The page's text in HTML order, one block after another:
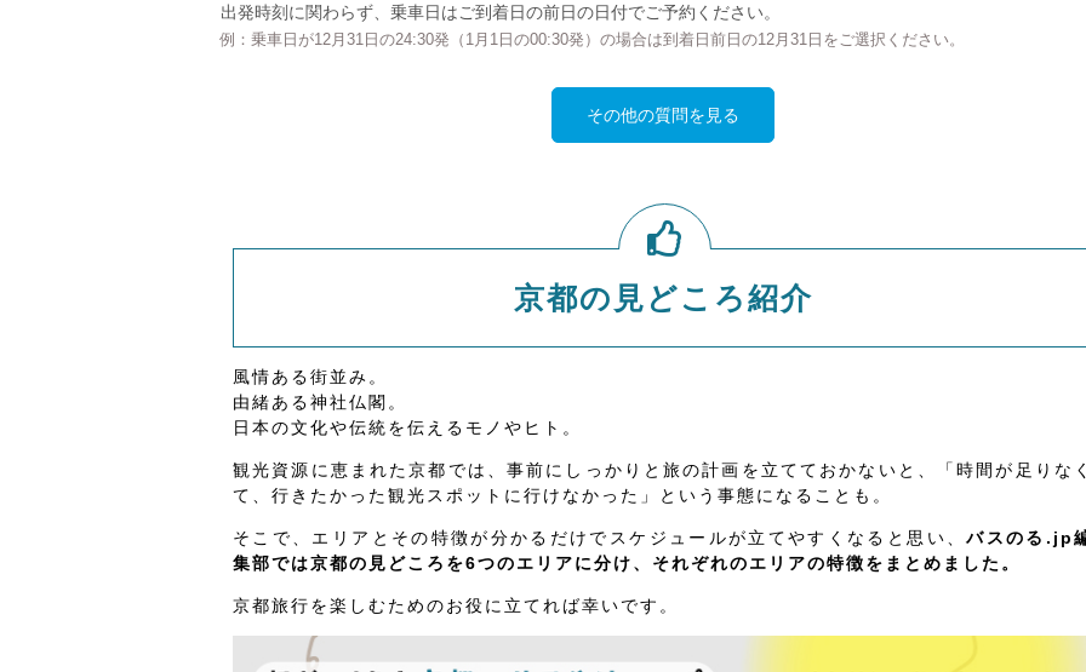
出発時刻に関わらず、乗車日はご到着日の前日の日付でご予約ください。
例：乗車日が12月31日の24:30発（1月1日の00:30発）の場合は到着日前日の12月31日をご選択ください。
その他の質問を見る
京都の見どころ紹介
風情ある街並み。
由緒ある神社仏閣。
日本の文化や伝統を伝えるモノやヒト。
観光資源に恵まれた京都では、事前にしっかりと旅の計画を立てておかないと、「時間が足りな
て、行きたかった観光スポットに行けなかった」という事態になることも。
そこで、エリアとその特徴が分かるだけでスケジュールが立てやすくなると思い、バスのる.jp
集部では京都の見どころを6つのエリアに分け、それぞれのエリアの特徴をまとめました。
京都旅行を楽しむためのお役に立てれば幸いです。